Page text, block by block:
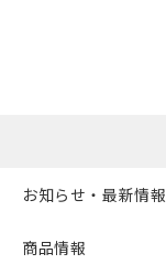
お知らせ・最新情報
商品情報